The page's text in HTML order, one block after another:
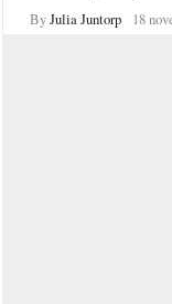
ByJulia Juntorp 18